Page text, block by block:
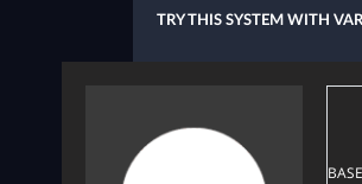
TRY THIS SYSTEM WITH
BASE